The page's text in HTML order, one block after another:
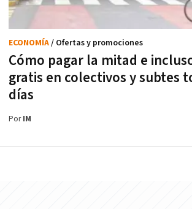
Cómo pagar la mitad e
gratis en colectivos y subtes
días
ECONOMÍA/ Ofertas y promociones
PorIM